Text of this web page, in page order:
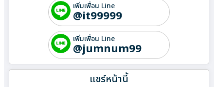
เพิ่มเพื่อน Line
@it99999
เพิ่มเพื่อน Line
@jumnum99
แชร์หน้านี้